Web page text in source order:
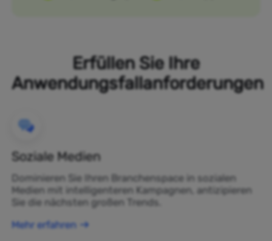
Erfüllen Sie Ihre
Anwendungsfallanforderungen
Soziale Medien
Dominieren Sie Ihren Branchenspace in sozialen
Medien mit intelligenteren Kampagnen, antizipieren
Sie die nächsten großen Trends.
Mehr erfahren